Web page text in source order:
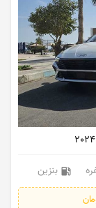
بنزین